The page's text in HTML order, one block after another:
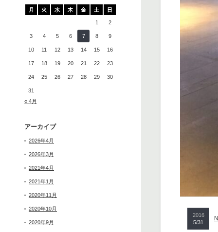
月 火 水 木 金 土 日
1 2
3 4 5 6 7 8 9
10 11 12 13 14 15 16
17 18 19 20 21 22 23
24 25 26 27 28 29 30
31
« 4月
アーカイブ
2026年4月
2026年3月
2021年4月
2021年1月
2020年11月
2020年10月
2020年9月
2016
5/31